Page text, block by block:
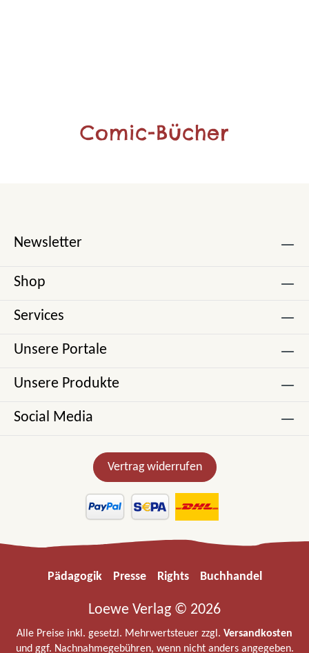
Comic-Bücher
Newsletter
Shop
Services
Unsere Portale
Unsere Produkte
Social Media
Vertrag widerrufen
Pädagogik Presse Rights Buchhandel
Loewe Verlag © 2026
Alle Preise inkl. gesetzl. Mehrwertsteuer zzgl. Versandkosten
und ggf. Nachnahmegebühren, wenn nicht anders angegeben.